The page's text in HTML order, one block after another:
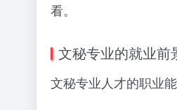
看。
文秘专业的就业前
文秘专业人才的职业